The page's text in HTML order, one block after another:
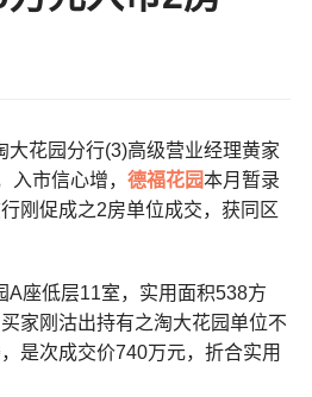
大花园分行(3)高级营业经理黄家
入市信心增， 德福花园本月暂录
刚促成之2房单位成交，获同区
A座低层11室，实用面积538方
家刚沽出持有之淘大花园单位不
是次成交价740万元，折合实用